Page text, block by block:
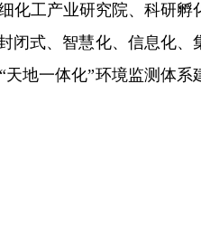
化工产业研究院、科研孵
闭式、智慧化、信息化、
地一体化”环境监测体系